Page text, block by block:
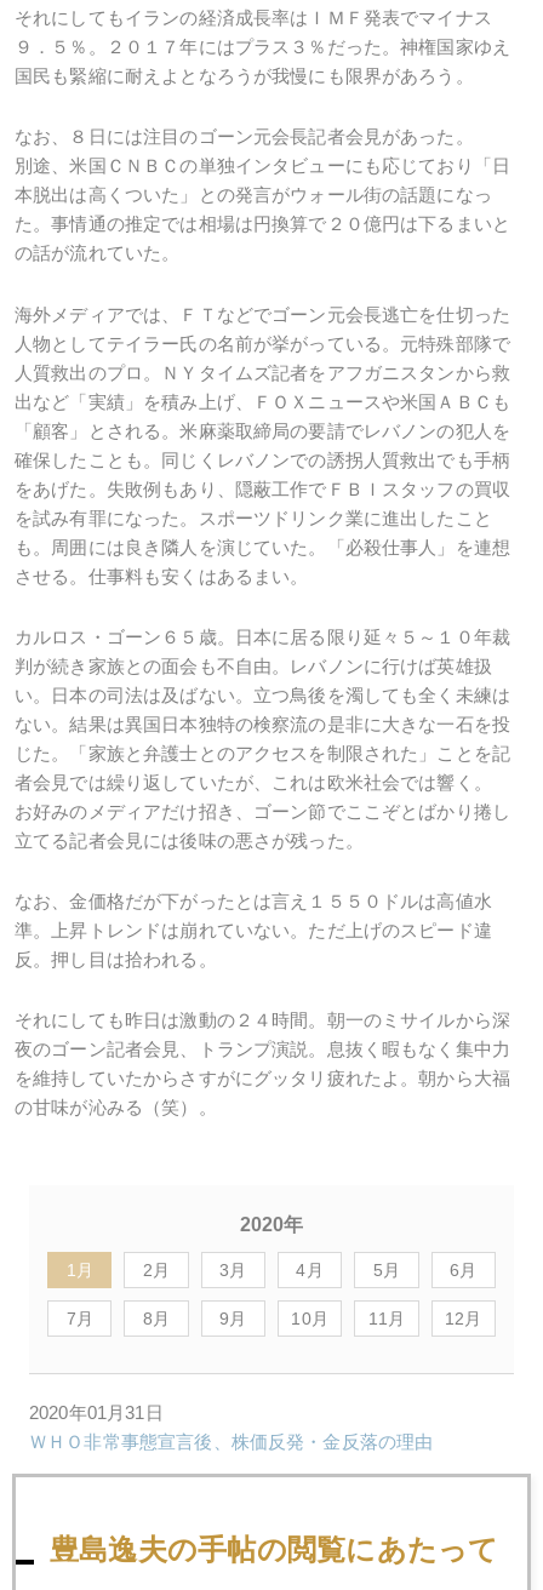
それにしてもイランの経済成長率はＩＭＦ発表でマイナス
９．５％。２０１７年にはプラス３％だった。神権国家ゆえ
国民も緊縮に耐えよとなろうが我慢にも限界があろう。
なお、８日には注目のゴーン元会長記者会見があった。
別途、米国ＣＮＢＣの単独インタビューにも応じており「日
本脱出は高くついた」との発言がウォール街の話題になっ
た。事情通の推定では相場は円換算で２０億円は下るまいと
の話が流れていた。
海外メディアでは、ＦＴなどでゴーン元会長逃亡を仕切った
人物としてテイラー氏の名前が挙がっている。元特殊部隊で
人質救出のプロ。ＮＹタイムズ記者をアフガニスタンから救
出など「実績」を積み上げ、ＦＯＸニュースや米国ＡＢＣも
「顧客」とされる。米麻薬取締局の要請でレバノンの犯人を
確保したことも。同じくレバノンでの誘拐人質救出でも手柄
をあげた。失敗例もあり、隠蔽工作でＦＢＩスタッフの買収
を試み有罪になった。スポーツドリンク業に進出したこと
も。周囲には良き隣人を演じていた。「必殺仕事人」を連想
させる。仕事料も安くはあるまい。
カルロス・ゴーン６５歳。日本に居る限り延々５～１０年裁
判が続き家族との面会も不自由。レバノンに行けば英雄扱
い。日本の司法は及ばない。立つ鳥後を濁しても全く未練は
ない。結果は異国日本独特の検察流の是非に大きな一石を投
じた。「家族と弁護士とのアクセスを制限された」ことを記
者会見では繰り返していたが、これは欧米社会では響く。
お好みのメディアだけ招き、ゴーン節でここぞとばかり捲し
立てる記者会見には後味の悪さが残った。
なお、金価格だが下がったとは言え１５５０ドルは高値水
準。上昇トレンドは崩れていない。ただ上げのスピード違
反。押し目は拾われる。
それにしても昨日は激動の２４時間。朝一のミサイルから深
夜のゴーン記者会見、トランプ演説。息抜く暇もなく集中力
を維持していたからさすがにグッタリ疲れたよ。朝から大福
の甘味が沁みる（笑）。
2020年
1月 2月 3月 4月 5月 6月
7月 8月 9月 10月 11月 12月
2020年01月31日
ＷＨＯ非常事態宣言後、株価反発・金反落の理由
金融政策不信を映す金高騰
豊島逸夫の手帖の閲覧にあたって